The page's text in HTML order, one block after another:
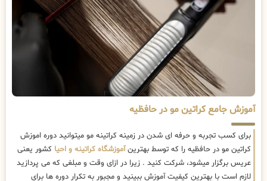
آموزش جامع کراتین مو در حافظیه
برای کسب تجربه و حرفه ای شدن در زمینه کراتینه مو میتوانید دوره اموزش
کراتین مو در حافظیه را که توسط بهترینآموزشگاه کراتینه و احیا کشور یعنی
عریس برگزار میشود، شرکت کنید . زیرا در ازای وقت و مبلغی که می پردازید
لازم است با بهترین کیفیت آموزش ببینید و مجبور به تکرار دوره ها برای